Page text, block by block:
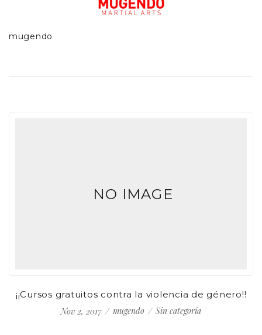
mugendo
NO IMAGE
¡¡Cursos gratuitos contra la violencia de género!!
Nov 2, 2017
mugendo Sin categoría